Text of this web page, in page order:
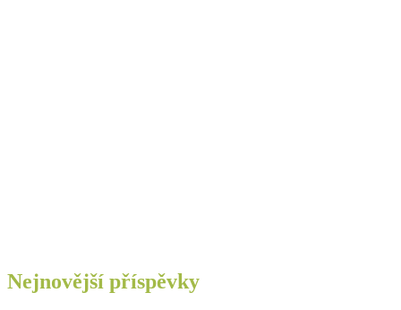
Nejnovější příspěvky